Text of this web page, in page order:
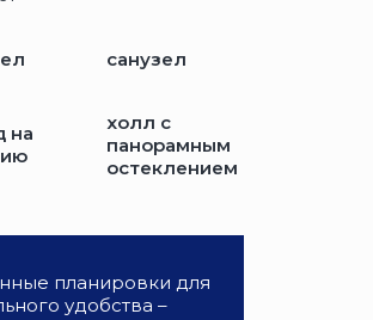
санузел
на
холл с
панорамным
остеклением
планировки для
удобства –